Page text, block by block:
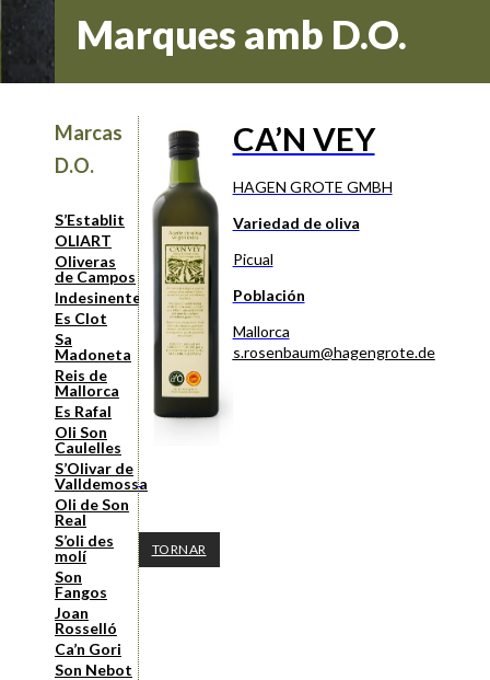
Marques amb D.O.
Marcas
D.O.
S’Establit
OLIART
Oliveras
de Campos
Indesinenter
Es Clot
Sa
Madoneta
Reis de
Mallorca
Es Rafal
Oli Son
Caulelles
S’Olivar de
Valldemossa
Oli de Son
Real
S’oli des
molí
Son
Fangos
Joan
Rosselló
Ca’n Gori
Son Nebot
CA’N VEY
HAGEN GROTE GMBH
Variedad de oliva
Picual
Población
Mallorca
s.rosenbaum@hagengrote.de
TORNAR